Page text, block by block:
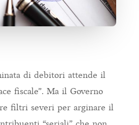
di debitori attende il
fiscale”. Ma il Governo
filtri severi per arginare il